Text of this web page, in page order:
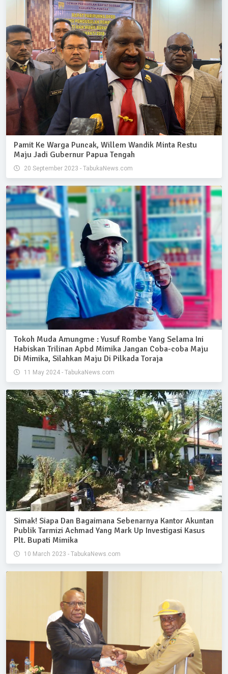
Pamit Ke Warga Puncak, Willem Wandik Minta Restu
Maju Jadi Gubernur Papua Tengah
20 September 2023 - TabukaNews.com
Tokoh Muda Amungme : Yusuf Rombe Yang Selama Ini
Habiskan Trilinan Apbd Mimika Jangan Coba-coba Maju
Di Mimika, Silahkan Maju Di Pilkada Toraja
11 May 2024 - TabukaNews.com
Simak! Siapa Dan Bagaimana Sebenarnya Kantor Akuntan
Publik Tarmizi Achmad Yang Mark Up Investigasi Kasus
Plt. Bupati Mimika
10 March 2023 - TabukaNews.com